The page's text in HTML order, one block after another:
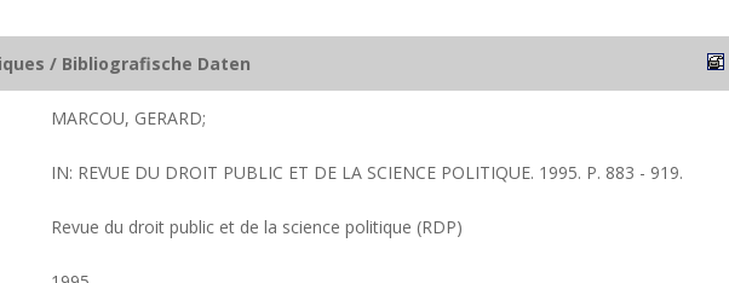
/ Bibliografische Daten
MARCOU, GERARD;
IN: REVUE DU DROIT PUBLIC ET DE LA SCIENCE POLITIQUE. 1995. P. 883 - 919.
Revue du droit public et de la science politique (RDP)